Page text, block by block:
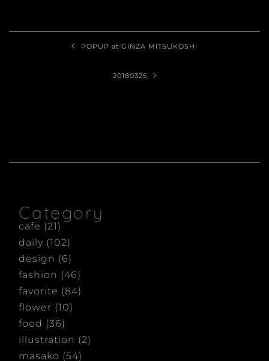
ン
POPUP at GINZA MITSUKOSHI
20180325
Category
cafe (21)
daily (102)
design (6)
fashion (46)
favorite (84)
flower (10)
food (36)
illustration (2)
masako (54)